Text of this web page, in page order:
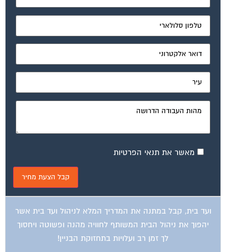
מאשר את תנאי הפרטיות
ועד בית, קבל במתנה את המדריך המלא לניהול ועד בית אשר
יהפוך את ניהול הבית המשותף לחוויה מהנה ופשוטה ויחסוך
לך זמן רב ועלויות בתחזוקת הבניין!